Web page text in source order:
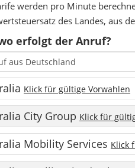
werden pro Minute
des Landes, aus
erfolgt der Anruf?
Klick für gültige Vorwahlen
City Group Klick für
Mobility Services Klick